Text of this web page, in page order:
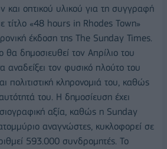
οπτικού υλικού για τη συγγραφή
τίτλο «48 hours in Rhodes Town»
έκδοση της The Sunday Times.
δημοσιευθεί τον Απρίλιο του
αναδείξει τον φυσικό πλούτο του
πολιτιστική κληρονομιά του, καθώς
του. Η δημοσίευση έχει
αξία, καθώς η Sunday
αναγνώστες, κυκλοφορεί σε
593.000 συνδρομητές. Το